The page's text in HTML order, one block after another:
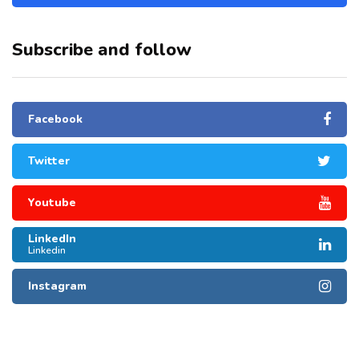
Subscribe and follow
Facebook
Twitter
Youtube
LinkedIn
Linkedin
Instagram